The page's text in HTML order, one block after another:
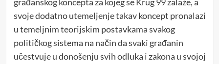
građanskog koncepta za kojeg se Krug 99 zalaže, a
svoje dodatno utemeljenje takav koncept pronalazi
u temeljnim teorijskim postavkama svakog
političkog sistema na način da svaki građanin
učestvuje u donošenju svih odluka i zakona u svojoj